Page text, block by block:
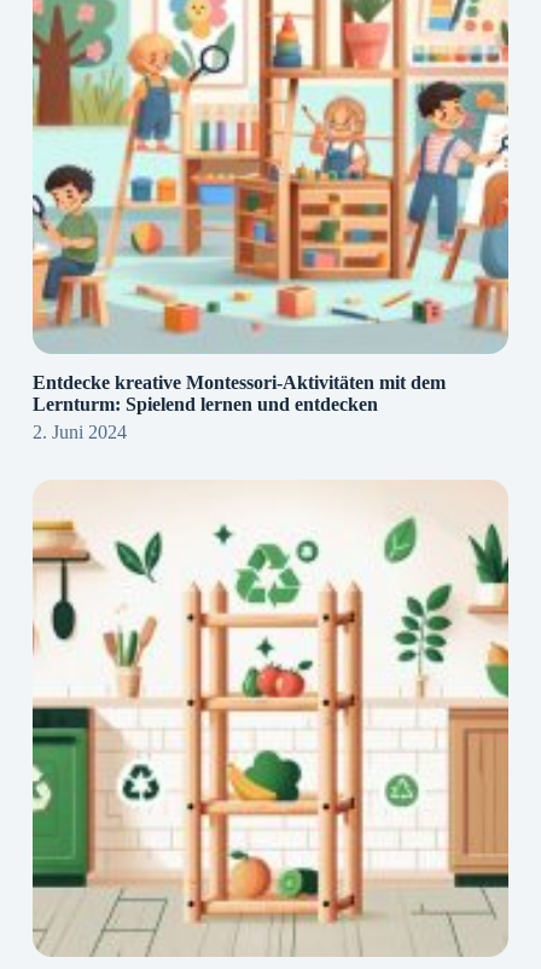
Entdecke kreative Montessori-Aktivitäten mit dem
Lernturm: Spielend lernen und entdecken
2. Juni 2024